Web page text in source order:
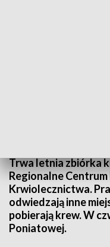
Trwa letnia zbiórka
Regionalne
Krwiolecznictwa.
odwiedzają inne
pobierają krew. W
Poniatowej.